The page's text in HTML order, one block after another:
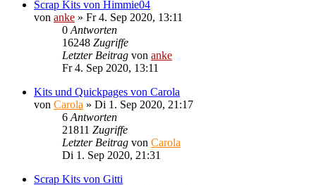
Scrap Kits von Himmie04
von anke » Fr 4. Sep 2020, 13:11
0 Antworten
16248 Zugriffe
Letzter Beitrag von anke
Fr 4. Sep 2020, 13:11
Kits und Quickpages von Carola
von Carola » Di 1. Sep 2020, 21:17
6 Antworten
21811 Zugriffe
Letzter Beitrag von Carola
Di 1. Sep 2020, 21:31
Scrap Kits von Gitti